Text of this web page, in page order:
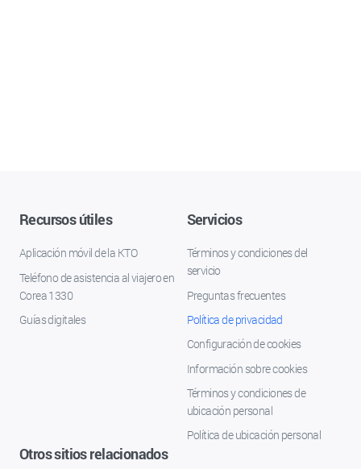
Recursos útiles
Aplicación móvil de la KTO
Teléfono de asistencia al viajero en
Corea 1330
Guías digitales
Servicios
Términos y condiciones del
servicio
Preguntas frecuentes
Política de privacidad
Configuración de cookies
Información sobre cookies
Términos y condiciones de
ubicación personal
Política de ubicación personal
Otros sitios relacionados